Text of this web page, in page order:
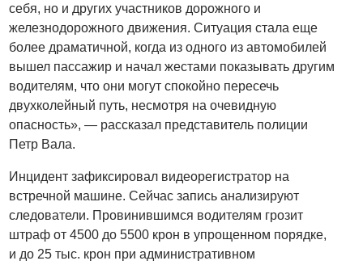
себя, но и других участников дорожного и
железнодорожного движения. Ситуация стала еще
более драматичной, когда из одного из автомобилей
вышел пассажир и начал жестами показывать другим
водителям, что они могут спокойно пересечь
двухколейный путь, несмотря на очевидную
опасность», — рассказал представитель полиции
Петр Вала.
Инцидент зафиксировал видеорегистратор на
встречной машине. Сейчас запись анализируют
следователи. Провинившимся водителям грозит
штраф от 4500 до 5500 крон в упрощенном порядке,
и до 25 тыс. крон при административном